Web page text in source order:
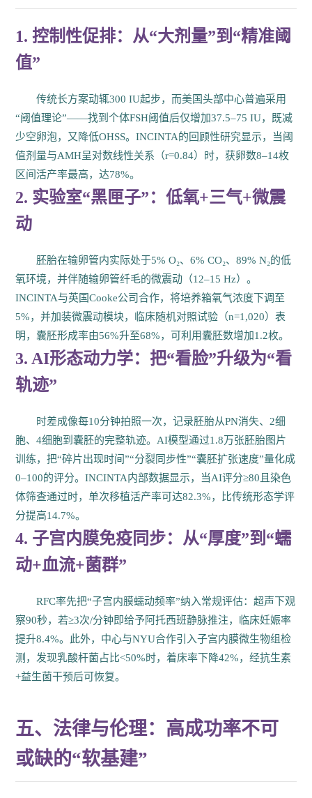
1. 控制性促排：从“大剂量”到“精准阈
值”
传统长方案动辄300 IU起步，而美国头部中心普遍采用
“阈值理论”——找到个体FSH阈值后仅增加37.5–75 IU，既减
少空卵泡，又降低OHSS。INCINTA的回顾性研究显示，当阈
值剂量与AMH呈对数线性关系（r=0.84）时，获卵数8–14枚
区间活产率最高，达78%。
2. 实验室“黑匣子”：低氧+三气+微震
动
胚胎在输卵管内实际处于5% O₂、6% CO₂、89% N₂的低
氧环境，并伴随输卵管纤毛的微震动（12–15 Hz）。
INCINTA与英国Cooke公司合作，将培养箱氧气浓度下调至
5%，并加装微震动模块，临床随机对照试验（n=1,020）表
明，囊胚形成率由56%升至68%，可利用囊胚数增加1.2枚。
3. AI形态动力学：把“看脸”升级为“看
轨迹”
时差成像每10分钟拍照一次，记录胚胎从PN消失、2细
胞、4细胞到囊胚的完整轨迹。AI模型通过1.8万张胚胎图片
训练，把“碎片出现时间”“分裂同步性”“囊胚扩张速度”量化成
0–100的评分。INCINTA内部数据显示，当AI评分≥80且染色
体筛查通过时，单次移植活产率可达82.3%，比传统形态学评
分提高14.7%。
4. 子宫内膜免疫同步：从“厚度”到“蠕
动+血流+菌群”
RFC率先把“子宫内膜蠕动频率”纳入常规评估：超声下观
察90秒，若≥3次/分钟即给予阿托西班静脉推注，临床妊娠率
提升8.4%。此外，中心与NYU合作引入子宫内膜微生物组检
测，发现乳酸杆菌占比<50%时，着床率下降42%，经抗生素
+益生菌干预后可恢复。
五、法律与伦理：高成功率不可
或缺的“软基建”